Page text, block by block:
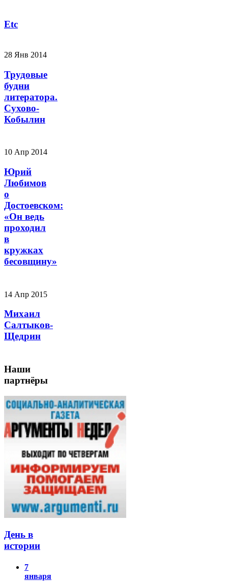
Etc
28 Янв 2014
Трудовые
будни
литератора.
Сухово-
Кобылин
10 Апр 2014
Юрий
Любимов
о
Достоевском:
«Он ведь
проходил
в
кружках
бесовщину»
14 Апр 2015
Михаил
Салтыков-
Щедрин
Наши
партнёры
День в
истории
7
января